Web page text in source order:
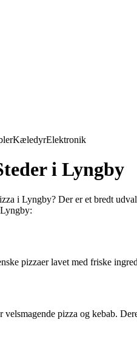
KæledyrElektronik
i Lyngby
i Lyngby? Der er et bredt
pizzaer lavet med friske
pizza og kebab.